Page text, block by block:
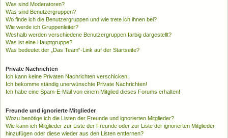
Was sind Moderatoren?
Was sind Benutzergruppen?
Wo finde ich die Benutzergruppen und wie trete ich ihnen bei?
Wie werde ich Gruppenleiter?
Weshalb werden verschiedene Benutzergruppen farbig dargestellt?
Was ist eine Hauptgruppe?
Was bedeutet der „Das Team“-Link auf der Startseite?
Private Nachrichten
Ich kann keine Privaten Nachrichten verschicken!
Ich bekomme ständig unerwünschte Private Nachrichten!
Ich habe eine Spam-E-Mail von einem Mitglied dieses Forums erhalten!
Freunde und ignorierte Mitglieder
Wozu benötige ich die Listen der Freunde und ignorierten Mitglieder?
Wie kann ich Mitglieder zur Liste der Freunde oder zur Liste der ignorierten Mitglieder
hinzufügen oder diese wieder aus den Listen entfernen?